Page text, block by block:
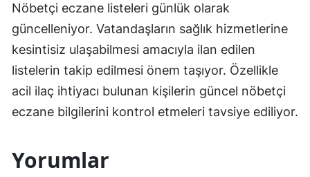
Nöbetçi eczane listeleri günlük olarak
güncelleniyor. Vatandaşların sağlık hizmetlerine
kesintisiz ulaşabilmesi amacıyla ilan edilen
listelerin takip edilmesi önem taşıyor. Özellikle
acil ilaç ihtiyacı bulunan kişilerin güncel nöbetçi
eczane bilgilerini kontrol etmeleri tavsiye ediliyor.
Yorumlar